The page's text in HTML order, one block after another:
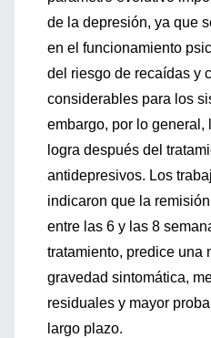
de la depresión, ya que
en el funcionamiento
del riesgo de recaídas y
considerables para los
embargo, por lo general,
logra después del
antidepresivos. Los
indicaron que la
entre las 6 y las 8
tratamiento, predice una
gravedad sintomática,
residuales y mayor
largo plazo.